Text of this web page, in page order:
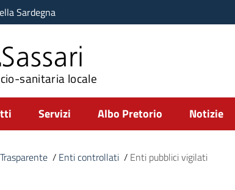
Sardegna
Sassari
sanitaria locale
Servizi Albo Pretorio Notizie
/ Enti controllati / Enti pubblici vigilati